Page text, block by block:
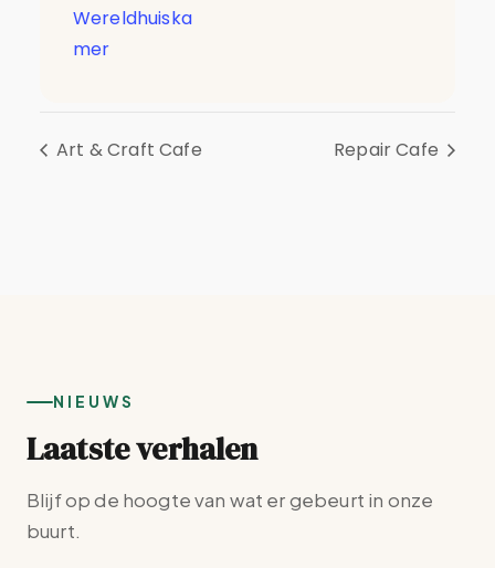
Wereldhuiska
mer
Art & Craft Cafe Repair Cafe
NIEUWS
Laatste verhalen
Blijf op de hoogte van wat er gebeurt in onze
buurt.